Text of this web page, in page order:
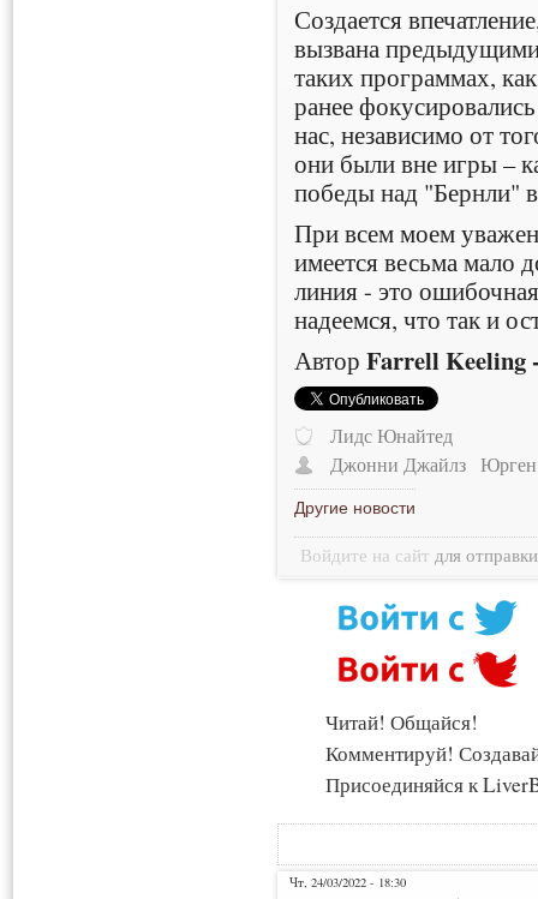
Создается
вызвана
таких программах,
ранее
нас, независимо от
они были вне игры –
победы над "Бернли"
При всем моем
имеется весьма мало
линия - это
надеемся, что так и
Автор Farrell Keeling
Лидс Юнайтед
Джонни Джайлз
Другие новости
Войдите на сайт для
Читай! Общайся!
Комментируй!
Присоединяйся к
Чт, 24/03/2022 - 18:30